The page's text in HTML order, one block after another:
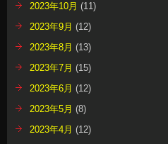
2023年10月 (11)
2023年9月 (12)
2023年8月 (13)
2023年7月 (15)
2023年6月 (12)
2023年5月 (8)
2023年4月 (12)